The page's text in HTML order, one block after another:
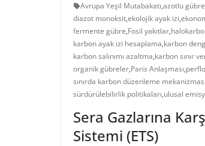
Avrupa Yeşil Mutabakatı,azotlu
diazot monoksit,ekolojik ayak izi,
fermente gübre,Fosil yakıtlar,
karbon ayak izi hesaplama,karbon
karbon salınımı azaltma,karbon sınır
organik gübreler,Paris Anlaşması,
sınırda karbon düzenleme mekanizması
sürdürülebilirlik politikaları,ulusal
Sera Gazlarına
Sistemi (ETS)